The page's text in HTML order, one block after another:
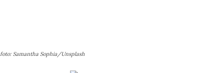
foto: Samantha Sophia/Unsplash